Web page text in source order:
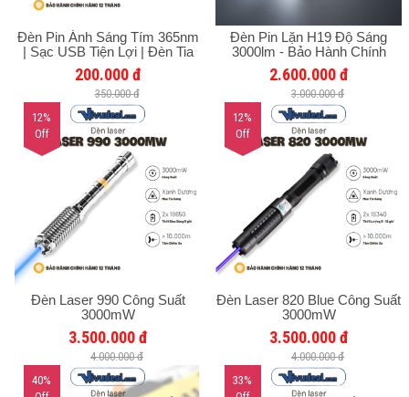
Đèn Pin Ánh Sáng Tím 365nm
| Sạc USB Tiện Lợi | Đèn Tia
Cực Tím Kiểm Tra Tiền Giả,
Giấy Tờ,
200.000 đ
350.000 đ
Đèn Pin Lặn H19 Độ Sáng
3000lm - Bảo Hành Chính
Hãng 12 Tháng
2.600.000 đ
3.000.000 đ
12%
Off
Đèn Laser 990 Công Suất
3000mW
3.500.000 đ
4.000.000 đ
12%
Off
Đèn Laser 820 Blue Công Suất
3000mW
3.500.000 đ
4.000.000 đ
40%
33%